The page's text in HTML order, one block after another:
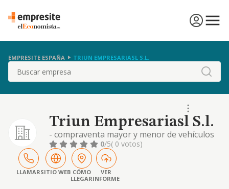
EMPRESITE ESPAÑA TRIUN EMPRESARIASL S.L.
Buscar
Triun Empresariasl S.l.
- compraventa mayor y menor de vehículos
nuevos y usados de todas clases. - alquiler
con y sin conductor de vehículos para
eventos. -la promoción, construcción, obra
civil, reparación, reforma,
acondicionamiento y decoración de
0/5( 0 votos)
LLAMARSITIO WEB CÓMO
LLEGAR
VER
INFORME